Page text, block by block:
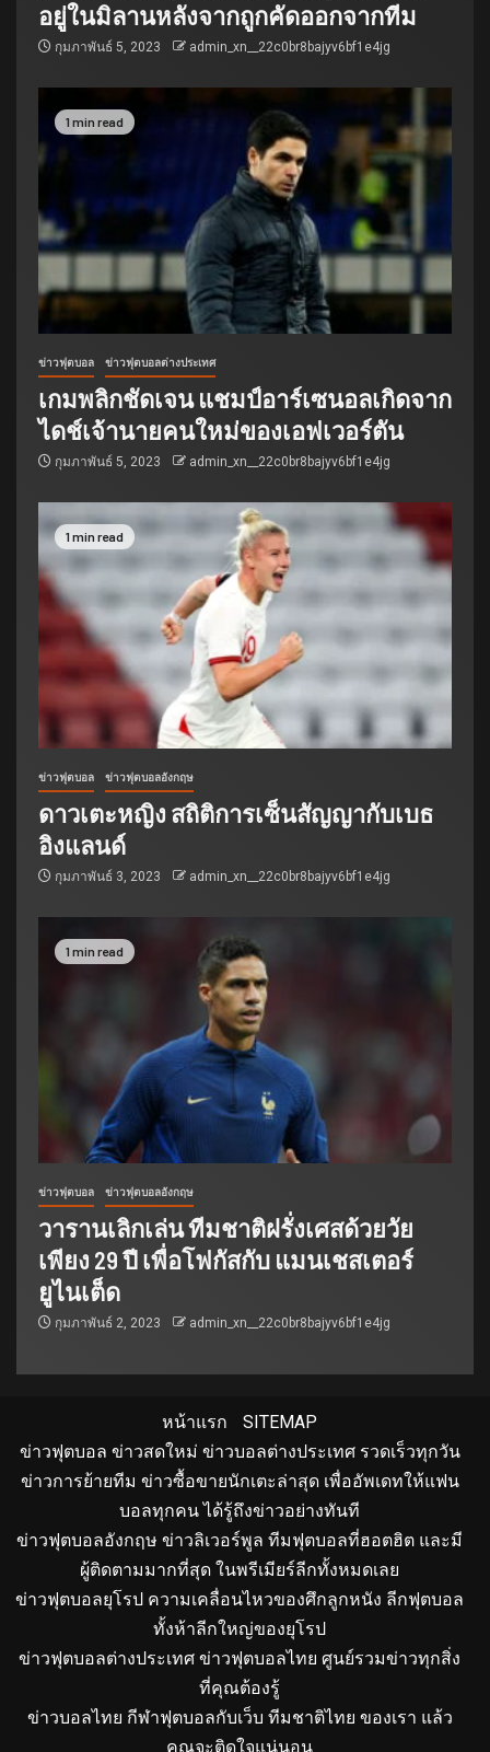
อยู่ในมิลานหลังจากถูกคัดออกจากทีม
กุมภาพันธ์ 5, 2023 admin_xn__22c0br8bajyv6bf1e4jg
1 min read
ข่าวฟุตบอล ข่าวฟุตบอลต่างประเทศ
เกมพลิกชัดเจน แชมป์อาร์เซนอลเกิดจาก
ไดช์เจ้านายคนใหม่ของเอฟเวอร์ตัน
กุมภาพันธ์ 5, 2023 admin_xn__22c0br8bajyv6bf1e4jg
1 min read
ข่าวฟุตบอล ข่าวฟุตบอลอังกฤษ
ดาวเตะหญิง สถิติการเซ็นสัญญากับเบธ
อิงแลนด์
กุมภาพันธ์ 3, 2023 admin_xn__22c0br8bajyv6bf1e4jg
1 min read
ข่าวฟุตบอล ข่าวฟุตบอลอังกฤษ
วารานเลิกเล่น ทีมชาติฝรั่งเศสด้วยวัย
เพียง 29 ปี เพื่อโฟกัสกับ แมนเชสเตอร์
ยูไนเต็ด
กุมภาพันธ์ 2, 2023 admin_xn__22c0br8bajyv6bf1e4jg
หน้าแรก
SITEMAP
ข่าวฟุตบอล ข่าวสดใหม่ ข่าวบอลต่างประเทศ รวดเร็วทุกวัน
ข่าวการย้ายทีม ข่าวซื้อขายนักเตะล่าสุด เพื่ออัพเดทให้แฟน
บอลทุกคน ได้รู้ถึงข่าวอย่างทันที
ข่าวฟุตบอลอังกฤษ ข่าวลิเวอร์พูล ทีมฟุตบอลที่ฮอตฮิต และมี
ผู้ติดตามมากที่สุด ในพรีเมียร์ลีกทั้งหมดเลย
ข่าวฟุตบอลยุโรป ความเคลื่อนไหวของศึกลูกหนัง ลีกฟุตบอล
ทั้งห้าลีกใหญ่ของยุโรป
ข่าวฟุตบอลต่างประเทศ ข่าวฟุตบอลไทย ศูนย์รวมข่าวทุกสิ่ง
ที่คุณต้องรู้
ข่าวบอลไทย กีฬาฟุตบอลกับเว็บ ทีมชาติไทย ของเรา แล้ว
คุณจะติดใจแน่นอน